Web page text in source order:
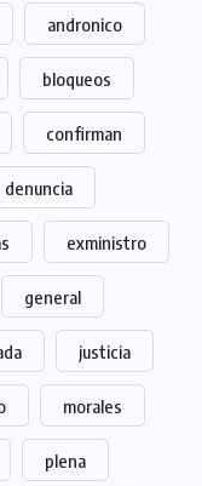
andronico
bloqueos
confirman
denuncia
exministro
general
justicia
morales
plena